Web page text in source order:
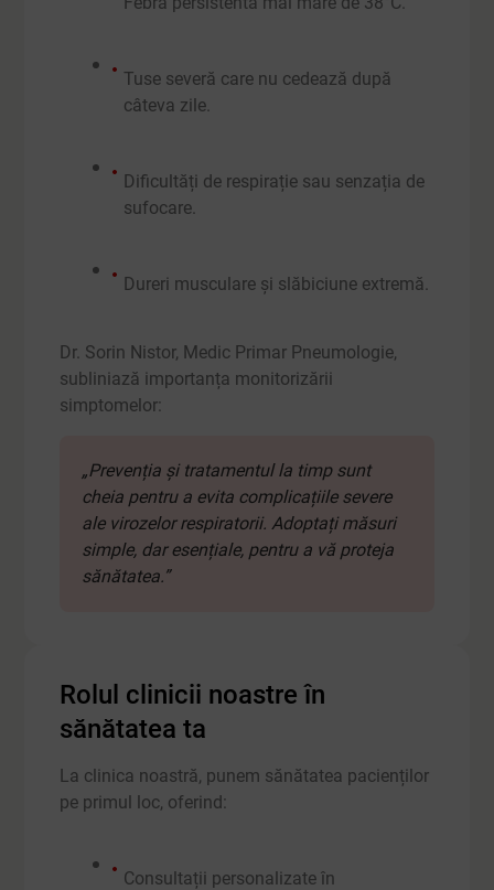
Tuse severă care nu cedează după
câteva zile.
Dificultăți de respirație sau senzația de
sufocare.
Dureri musculare și slăbiciune extremă.
Dr. Sorin Nistor, Medic Primar Pneumologie,
subliniază importanța monitorizării
simptomelor:
„Prevenția și tratamentul la timp sunt
cheia pentru a evita complicațiile severe
ale virozelor respiratorii. Adoptați măsuri
simple, dar esențiale, pentru a vă proteja
sănătatea.”
Rolul clinicii noastre în
sănătatea ta
La clinica noastră, punem sănătatea pacienților
pe primul loc, oferind:
Consultații personalizate în